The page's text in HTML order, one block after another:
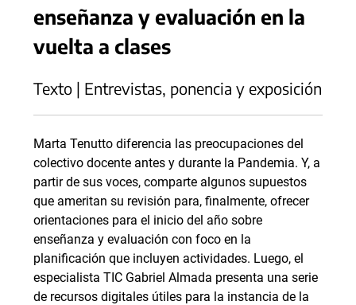
enseñanza y evaluación en la
vuelta a clases
Texto | Entrevistas, ponencia y exposición
Marta Tenutto diferencia las preocupaciones del
colectivo docente antes y durante la Pandemia. Y, a
partir de sus voces, comparte algunos supuestos
que ameritan su revisión para, finalmente, ofrecer
orientaciones para el inicio del año sobre
enseñanza y evaluación con foco en la
planificación que incluyen actividades. Luego, el
especialista TIC Gabriel Almada presenta una serie
de recursos digitales útiles para la instancia de la